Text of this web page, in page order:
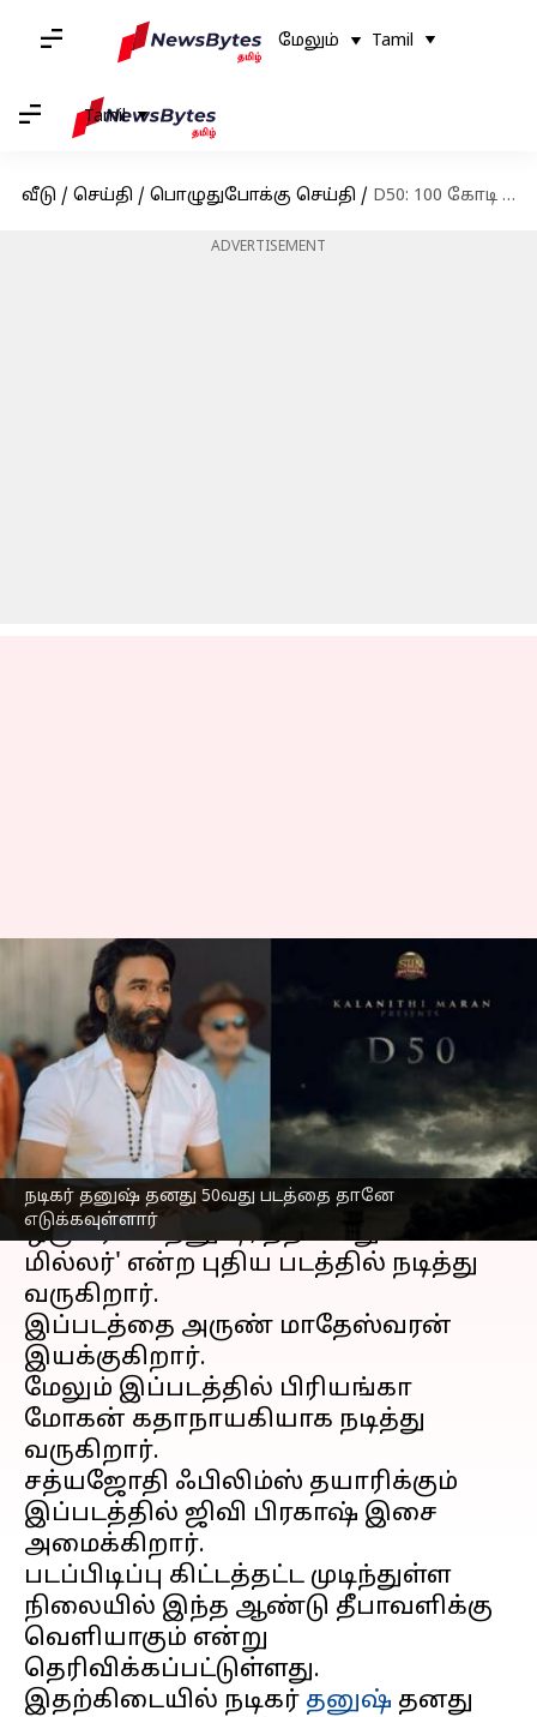
மேலும் Tamil
Tamil
வீடு / செய்தி / பொழுதுபோக்கு செய்தி / D50: 100 கோடி ரூபாய் செலவில் உருவாகும் படத்தை இயக்கும் தனுஷ்
ADVERTISEMENT
நடிகர் தனுஷ் தனது 50வது படத்தை தானே
எடுக்கவுள்ளார்
D50: 100 கோடி ரூபாய்
செலவில் உருவாகும்
படத்தை இயக்கும் தனுஷ்
எழுதியவர் Arul Jothe May 24, 2023
செய்தி முன்னோட்டம்
கோலிவுட்டின் முன்னணி நடிகர்களில்
ஒருவரான தனுஷ், தறபோது 'கேப்டன்
மில்லர்' என்ற புதிய படத்தில் நடித்து
வருகிறார்.
இப்படத்தை அருண் மாதேஸ்வரன்
இயக்குகிறார்.
மேலும் இப்படத்தில் பிரியங்கா
மோகன் கதாநாயகியாக நடித்து
வருகிறார்.
சத்யஜோதி ஃபிலிம்ஸ் தயாரிக்கும்
இப்படத்தில் ஜிவி பிரகாஷ் இசை
அமைக்கிறார்.
படப்பிடிப்பு கிட்டத்தட்ட முடிந்துள்ள
நிலையில் இந்த ஆண்டு தீபாவளிக்கு
வெளியாகும் என்று
தெரிவிக்கப்பட்டுள்ளது.
இதற்கிடையில் நடிகர் தனுஷ் தனது